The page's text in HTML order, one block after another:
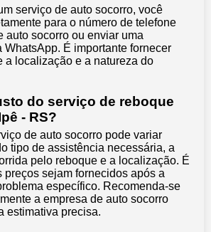
serviço de auto socorro, você
para o número de telefone
auto socorro ou enviar uma
WhatsApp. É importante fornecer
a localização e a natureza do
do serviço de reboque
- RS?
de auto socorro pode variar
tipo de assistência necessária, a
pelo reboque e a localização. É
preços sejam fornecidos após a
específico. Recomenda-se
a empresa de auto socorro
estimativa precisa.